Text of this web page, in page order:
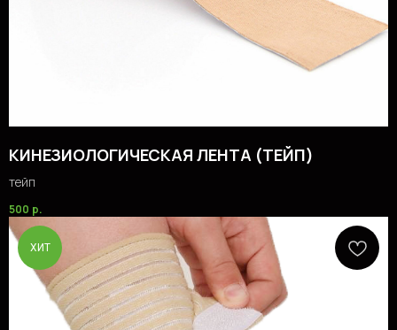
КИНЕЗИОЛОГИЧЕСКАЯ ЛЕНТА (ТЕЙП)
тейп
500 р.
ХИТ